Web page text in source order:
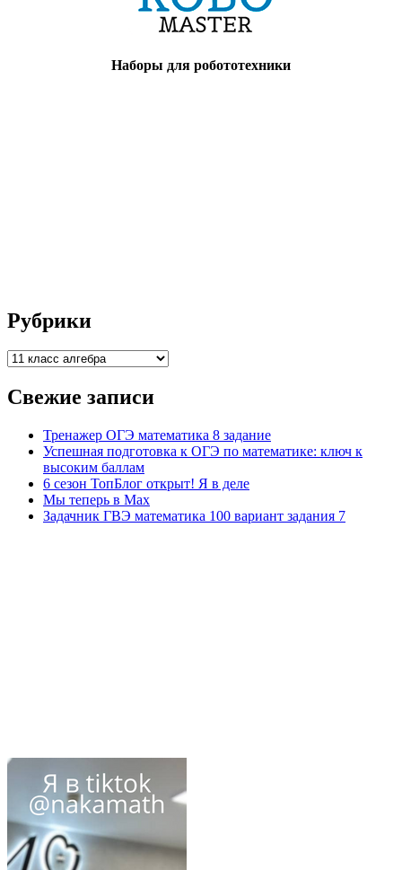
Наборы для робототехники
Рубрики
Рубрики
Свежие записи
Тренажер ОГЭ математика 8 задание
Успешная подготовка к ОГЭ по математике: ключ к
высоким баллам
6 сезон ТопБлог открыт! Я в деле
Мы теперь в Max
Задачник ГВЭ математика 100 вариант задания 7